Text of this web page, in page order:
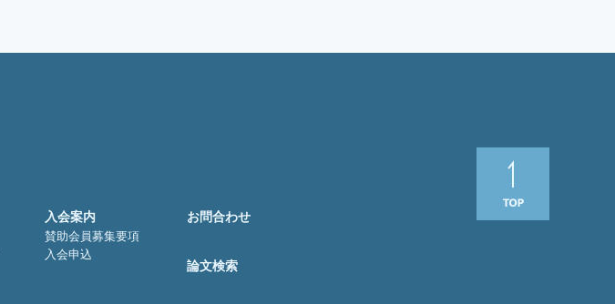
入会案内
賛助会員募集要項
入会申込
お問合わせ
論文検索